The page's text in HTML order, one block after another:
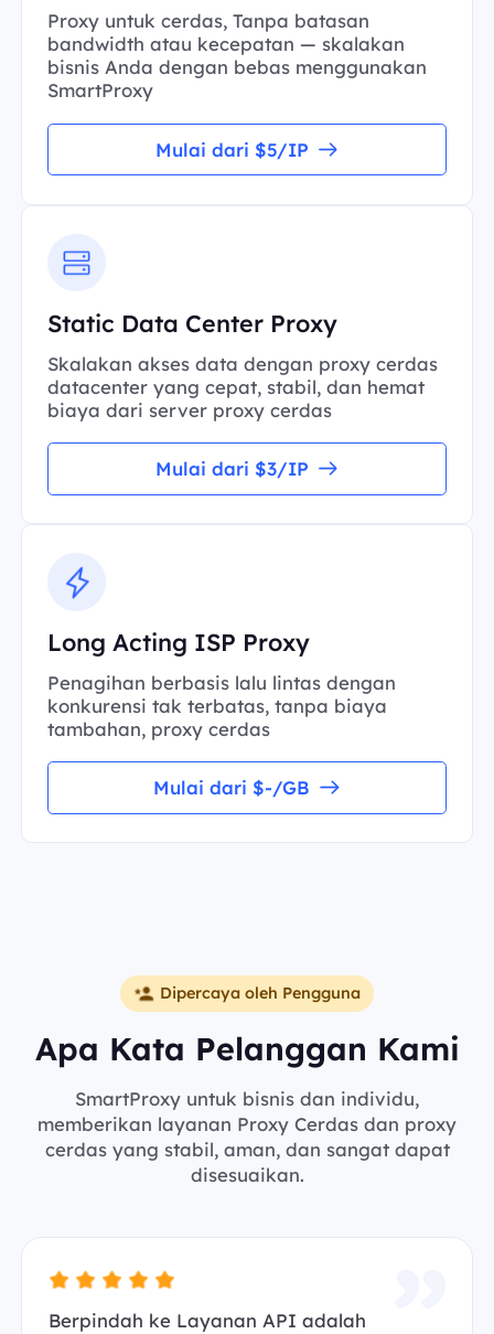
Proxy untuk cerdas, Tanpa batasan
bandwidth atau kecepatan — skalakan
bisnis Anda dengan bebas menggunakan
SmartProxy
Mulai dari $5/IP
Static Data Center Proxy
Skalakan akses data dengan proxy cerdas
datacenter yang cepat, stabil, dan hemat
biaya dari server proxy cerdas
Mulai dari $3/IP
Long Acting ISP Proxy
Penagihan berbasis lalu lintas dengan
konkurensi tak terbatas, tanpa biaya
tambahan, proxy cerdas
Mulai dari $-/GB
Dipercaya oleh Pengguna
Apa Kata Pelanggan Kami
SmartProxy untuk bisnis dan individu,
memberikan layanan Proxy Cerdas dan proxy
cerdas yang stabil, aman, dan sangat dapat
disesuaikan.
Berpindah ke Layanan API adalah